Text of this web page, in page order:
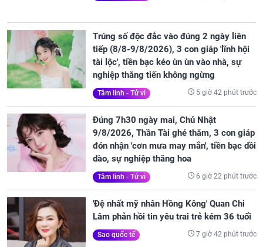
Trúng số độc đắc vào đúng 2 ngày liên
tiếp (8/8-9/8/2026), 3 con giáp 'lĩnh hội
tài lộc', tiền bạc kéo ùn ùn vào nhà, sự
nghiệp thăng tiến không ngừng
Tâm linh - Tử vi 5 giờ 42 phút trước
Đúng 7h30 ngày mai, Chủ Nhật
9/8/2026, Thần Tài ghé thăm, 3 con giáp
đón nhận 'cơn mưa may mắn', tiền bạc dồi
dào, sự nghiệp thăng hoa
Tâm linh - Tử vi 6 giờ 22 phút trước
'Đệ nhất mỹ nhân Hồng Kông' Quan Chi
Lâm phản hồi tin yêu trai trẻ kém 36 tuổi
Sao quốc tế 7 giờ 42 phút trước